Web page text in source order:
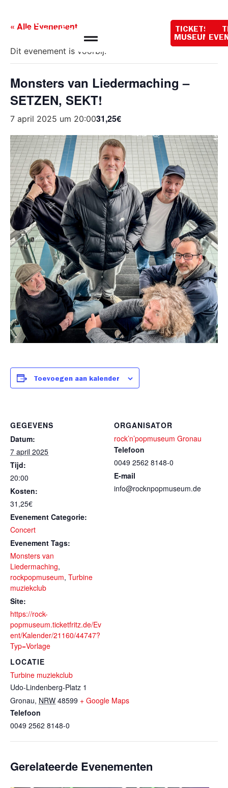
vandaag:
TICKETS
MUSEUM
« Alle Evenementen
Dit evenement is voorbij.
Monsters van Liedermaching –
SETZEN, SEKT!
7 april 2025 um 20:0031,25€
Toevoegen aan kalender
GEGEVENS
Datum:
7 april 2025
Tijd:
20:00
Kosten:
31,25€
Evenement Categorie:
Concert
Evenement Tags:
Monsters van
Liedermaching,
rockpopmuseum, Turbine
muziekclub
Site:
https://rock-
popmuseum.ticketfritz.de/Ev
ent/Kalender/21160/44747?
Typ=Vorlage
LOCATIE
Turbine muziekclub
Udo-Lindenberg-Platz 1
Gronau, NRW 48599 + Google Maps
Telefoon
0049 2562 8148-0
ORGANISATOR
rock’n’popmuseum Gronau
Telefoon
0049 2562 8148-0
E-mail
info@rocknpopmuseum.de
Gerelateerde Evenementen